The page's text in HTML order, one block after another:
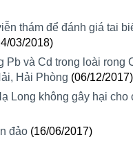
thám để đánh giá tai
03/2018)
và Cd trong loài rong
Hải Phòng (06/12/2017)
Long không gây hại
đảo (16/06/2017)